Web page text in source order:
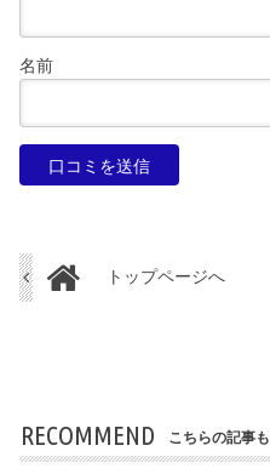
名前
トップページへ
RECOMMEND こちらの記事も